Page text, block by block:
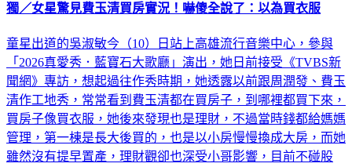
獨／女星驚見費玉清買房實況！嚇傻全說了：以為買衣服
童星出道的吳淑敏今（10）日站上高雄流行音樂中心，參與
「2026真愛秀．藍寶石大歌廳」演出，她日前接受《TVBS新
聞網》專訪，想起過往作秀時期，她透露以前跟周潤發、費玉
清作工地秀，常常看到費玉清都在買房子，到哪裡都買下來，
買房子像買衣服，她後來發現也是理財，不過當時錢都給媽媽
管理，第一棟是長大後買的，也是以小房慢慢換成大房，而她
雖然沒有提早置產，理財觀卻也深受小哥影響，目前不碰股